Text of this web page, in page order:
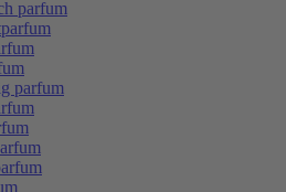
parfum
parfum